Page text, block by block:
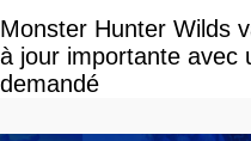
Monster Hunter Wilds
à jour importante avec
demandé